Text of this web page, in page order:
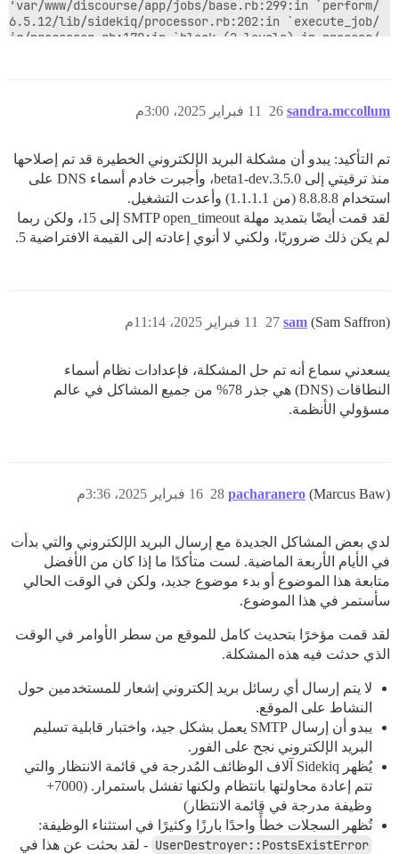
/var/www/discourse/vendor/bundle/ruby/3.3.0/gems/sidekiq-6.5.12/lib/sidekiq/component.rb:17:in `block in safe_thread'
sandra.mccollum 11 فبراير 2025، 3:00م 26
تم التأكيد: يبدو أن مشكلة البريد الإلكتروني الخطيرة قد تم إصلاحها
منذ ترقيتي إلى 3.5.0.beta1-dev، وأجبرت خادم أسماء DNS على
استخدام 8.8.8.8 (من 1.1.1.1) وأعدت التشغيل.
لقد قمت أيضًا بتمديد مهلة SMTP open_timeout إلى 15، ولكن ربما
لم يكن ذلك ضروريًا، ولكني لا أنوي إعادته إلى القيمة الافتراضية 5.
sam (Sam Saffron) 11 فبراير 2025، 11:14م 27
يسعدني سماع أنه تم حل المشكلة، فإعدادات نظام أسماء
النطاقات (DNS) هي جذر 78% من جميع المشاكل في عالم
مسؤولي الأنظمة.
pacharanero (Marcus Baw) 16 فبراير 2025، 3:36م 28
لدي بعض المشاكل الجديدة مع إرسال البريد الإلكتروني والتي بدأت
في الأيام الأربعة الماضية. لست متأكدًا ما إذا كان من الأفضل
متابعة هذا الموضوع أو بدء موضوع جديد، ولكن في الوقت الحالي
سأستمر في هذا الموضوع.
لقد قمت مؤخرًا بتحديث كامل للموقع من سطر الأوامر في الوقت
الذي حدثت فيه هذه المشكلة.
لا يتم إرسال أي رسائل بريد إلكتروني إشعار للمستخدمين حول
النشاط على الموقع.
يبدو أن إرسال SMTP يعمل بشكل جيد، واختبار قابلية تسليم
البريد الإلكتروني نجح على الفور.
يُظهر Sidekiq آلاف الوظائف المُدرجة في قائمة الانتظار والتي
تتم إعادة محاولتها بانتظام ولكنها تفشل باستمرار. (7000+
وظيفة مدرجة في قائمة الانتظار)
تُظهر السجلات خطأً واحدًا بارزًا وكثيرًا في استثناء الوظيفة:
UserDestroyer::PostsExistError - لقد بحثت عن هذا في